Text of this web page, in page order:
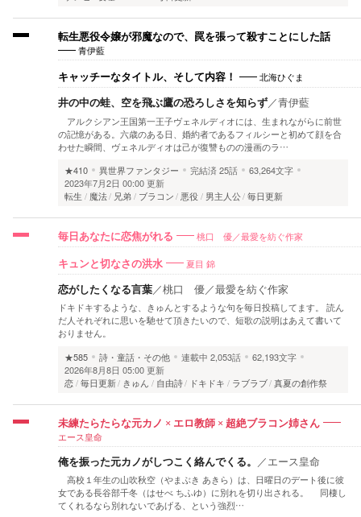
転生悪役令嬢が邪魔なので、罠を張って殺すことにした話
青伊藍
キャッチーなタイトル、そして内容！ 北海ひぐま
井の中の蛙、空を飛ぶ鷹の恐ろしさを知らず／青伊藍
アルクシアン王国第一王子ヴェネルディオには、生まれながらに前世
の記憶がある。六歳のある日、婚約者であるフィルシーと初めて顔を合
わせた瞬間、ヴェネルディオは己が復讐ものの漫画のラ…
★410
異世界ファンタジー 完結済25話
63,264文字
2023年7月2日 00:00 更新
転生
魔法 兄弟 ブラコン 悪役 男主人公 毎日更新
毎日あなたに恋焦がれる 桃口 優／最愛を紡ぐ作家
キュンと切なさの洪水 夏目 錦
恋がしたくなる言葉／桃口 優／最愛を紡ぐ作家
ドキドキするような、きゅんとするような句を毎日投稿してます。 読ん
だ人それぞれに思いを馳せて頂きたいので、短歌の説明はあえて書いて
おりません。
★585
詩・童話・その他 連載中 2,053話
62,193文字
2026年8月8日 05:00 更新
恋 毎日更新 きゅん 自由詩 ドキドキ ラブラブ 真夏の創作祭
未練たらたらな元カノ × エロ教師 × 超絶ブラコン姉さん
エース皇命
俺を振った元カノがしつこく絡んでくる。 ／エース皇命
高校１年生の山吹秋空（やまぶき あきら）は、日曜日のデート後に彼
女である長谷部千冬（はせべ ちふゆ）に別れを切り出される。 同棲し
てくれるなら別れないであげる、という強烈…